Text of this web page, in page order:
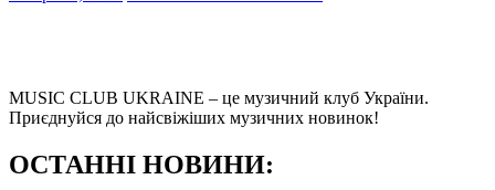
MUSIC CLUB UKRAINE – це музичний клуб України.
Приєднуйся до найсвіжіших музичних новинок!
ОСТАННІ НОВИНИ: